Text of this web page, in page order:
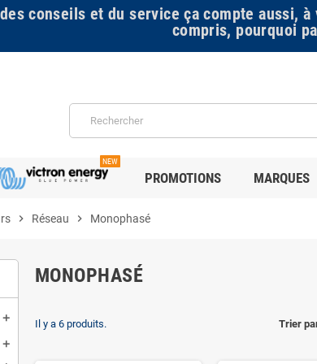
conseils et du service ça compte aussi, à
compris, pourquoi
NEW
PROMOTIONS MARQUES
chevron_right Réseau chevron_right Monophasé
add
add
MONOPHASÉ
Trier
Il y a 6 produits.